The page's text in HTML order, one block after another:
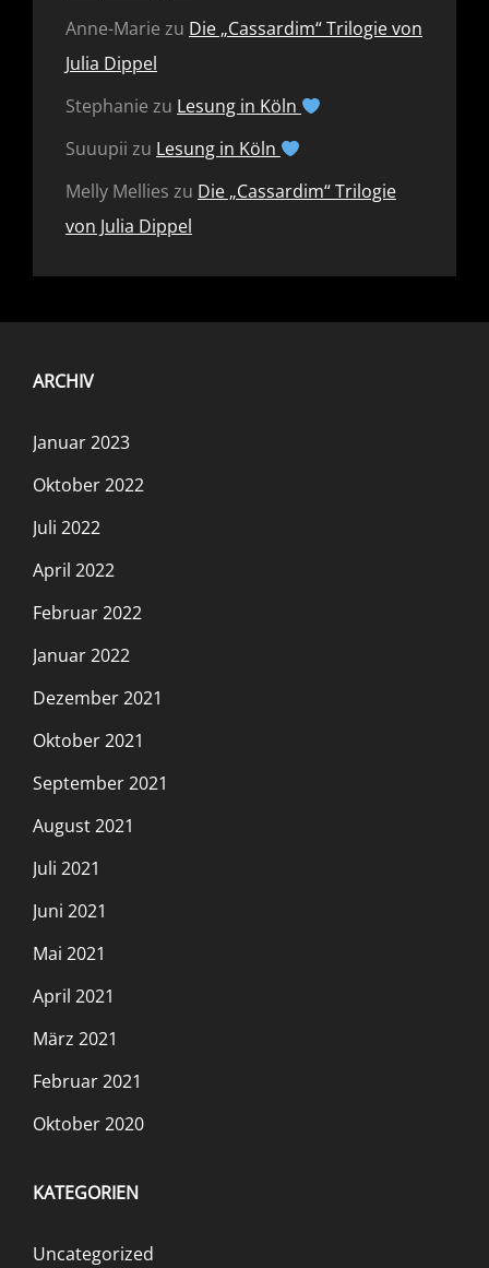
Anne-Marie zu Die „Cassardim“ Trilogie von
Julia Dippel
Stephanie zu Lesung in Köln
Suuupii zu Lesung in Köln
Melly Mellies zu Die „Cassardim“ Trilogie
von Julia Dippel
ARCHIV
Januar 2023
Oktober 2022
Juli 2022
April 2022
Februar 2022
Januar 2022
Dezember 2021
Oktober 2021
September 2021
August 2021
Juli 2021
Juni 2021
Mai 2021
April 2021
März 2021
Februar 2021
Oktober 2020
KATEGORIEN
Uncategorized